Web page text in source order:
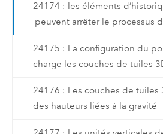
24174 : les éléments
peuvent arrêter le processus
24175 : La configuration du
charge les couches de tuiles
24176 : Les couches de tuiles
des hauteurs liées à la gravité